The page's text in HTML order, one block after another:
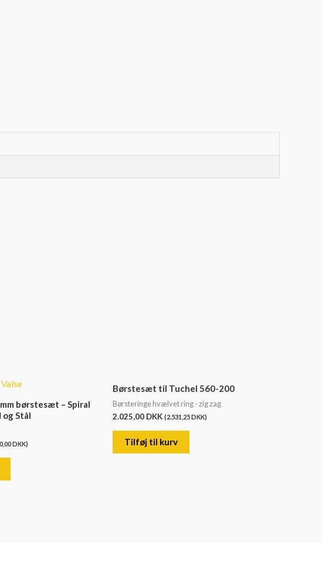
børstesæt – Spiral
og Stål
DKK)
Børstesæt til Tuchel 560-200
Børsteringe hvælvet ring - zig zag
2.025,00 DKK (2.531,25DKK)
Tilføj til kurv